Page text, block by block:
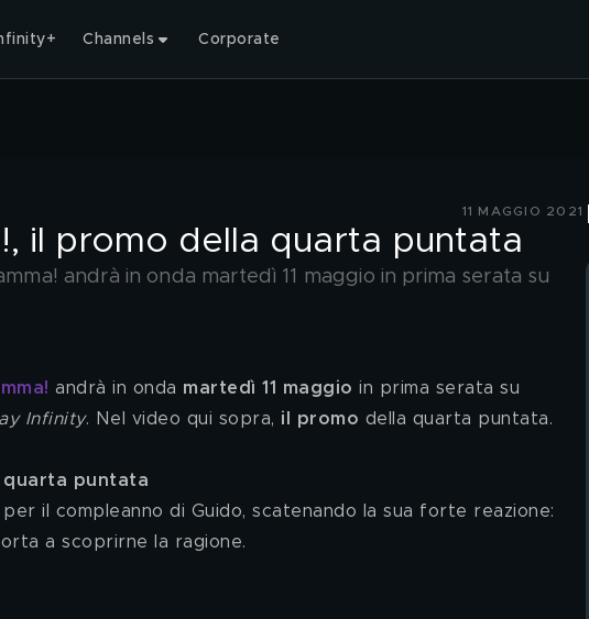
Channels Corporate
11 MAGGIO 2021
il promo della quarta puntata
andrà in onda martedì 11 maggio in prima serata su
andrà in onda martedì 11 maggio in prima serata su
Infinity. Nel video qui sopra, il promo della quarta puntata.
quarta puntata
a scoprirne la ragione.